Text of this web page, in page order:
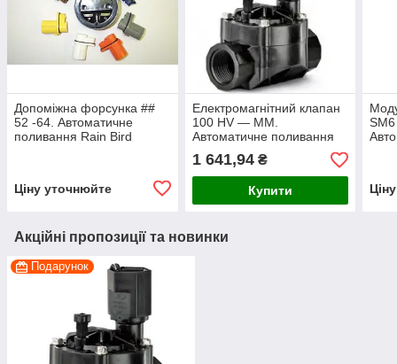
Допоміжна форсунка ##
52 -64. Автоматичне
поливання Rain Bird
Ціну уточнюйте
Електромагнітний клапан
100 HV — MM.
Автоматичне поливання
Rain Bird
1 641,94₴
Купити
SM6
Акційні пропозиції та новинки
Подарунок